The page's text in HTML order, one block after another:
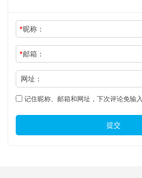
*昵称：
*邮箱：
网址：
记住昵称、邮箱和网址，下次评论免输入
提交